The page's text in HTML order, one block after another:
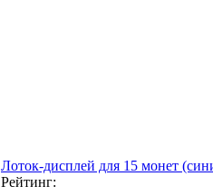
Лоток-дисплей для 15 монет
Рейтинг: